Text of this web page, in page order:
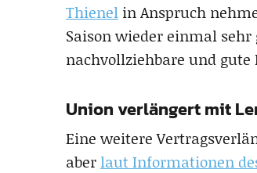
Thienel in Anspruch
Saison wieder einmal
nachvollziehbare und gute
Union verlängert mit
Eine weitere
aber laut Informationen